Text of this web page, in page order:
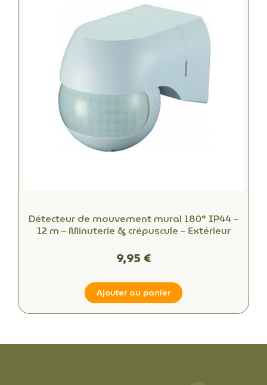
Détecteur de mouvement mural 180° IP44 –
12 m – Minuterie & crépuscule – Extérieur
9,95 €
Ajouter au panier